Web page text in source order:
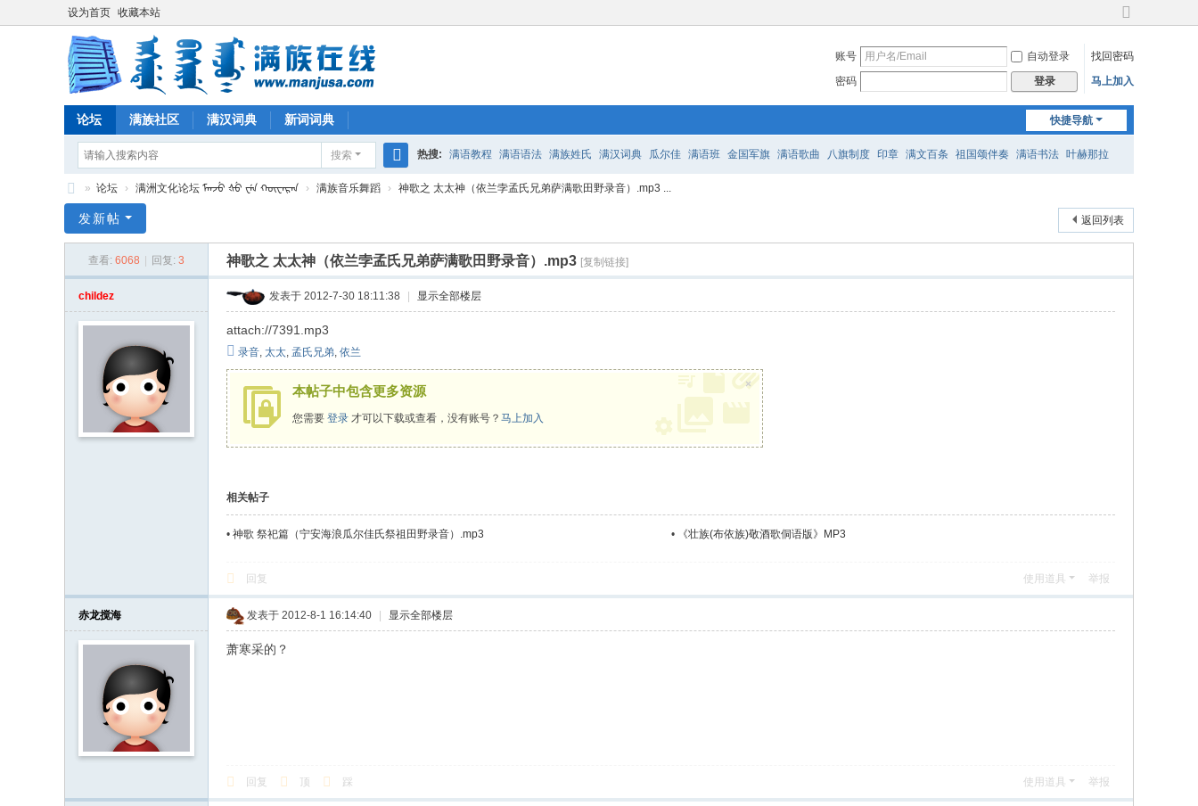
设为首页 收藏本站
切
到
宽
账号 自动登录
找回密码
密码
登录 马上加入
快捷导航
论坛 满族社区 满汉词典 新词词典
搜索
搜
热搜: 满语教程 满语语法 满族姓氏 满汉词典 瓜尔佳 满语班 金国军旗 满语歌曲 八旗制度 印章 满文百条 祖国颂伴奏 满语书法 叶赫那拉
百二老人语录 凤城 满汉词典
族
» 论坛 › 满洲文化论坛 ᠮᠠᠨᠵᡠ ᡧᡠ ᠸᡝᠨ ᡴᡡᠸᠠᡵᠠᠨ › 满族音乐舞蹈 › 神歌之 太太神（依兰孛孟氏兄弟萨满歌田野录音）.mp3 ...
返回列表
发新帖
查看: 6068 回复: 3 神歌之 太太神（依兰孛孟氏兄弟萨满歌田野录音）.mp3 [复制链接]
childez 发表于 2012-7-30 18:11:38 显示全部楼层
attach://7391.mp3
录音, 太太, 孟氏兄弟, 依兰
本帖子中包含更多资源
您需要 登录 才可以下载或查看，没有账号？ 马上加入
×
相关帖子
• 神歌 祭祀篇（宁安海浪瓜尔佳氏祭祖田野录音）.mp3 • 《壮族(布依族)敬酒歌侗语版》MP3
回复 使用道具 举报
赤龙搅海 发表于 2012-8-1 16:14:40 显示全部楼层
萧寒采的？
回复 顶 踩 使用道具 举报